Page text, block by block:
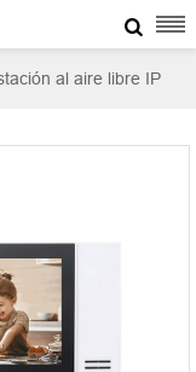

al aire libre IP